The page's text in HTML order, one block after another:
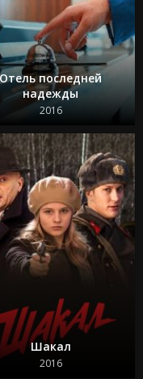
Отель последней
надежды
2016
Шакал
2016